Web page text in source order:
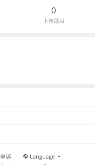
0
上传题目
诉
Language